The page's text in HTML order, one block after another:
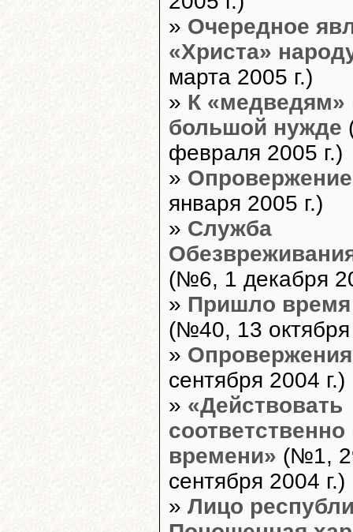
» Очередное
«Христа»
марта 2005 г.)
» К «медведям»
большой нужде
февраля 2005 г.)
» Опровержение
января 2005 г.)
» Служба
(№6, 1 декабря
» Пришло время
(№40, 13 октября
» Опровержения
сентября 2004 г.)
» «Действовать
времени» (№1,
сентября 2004 г.)
» Лицо